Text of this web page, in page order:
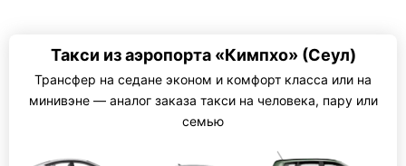
Такси из аэропорта «Кимпхо» (Сеул)
Трансфер на седане эконом и комфорт класса или на
минивэне — аналог заказа такси на человека, пару или
семью